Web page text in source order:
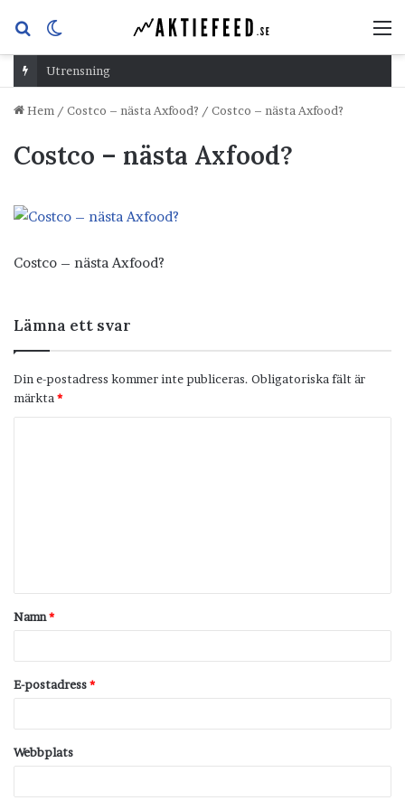
Sök
efterskin
Utrensning
Hem / Costco – nästa Axfood? / Costco – nästa Axfood?
Costco – nästa Axfood?
Costco – nästa Axfood?
Lämna ett svar
Din e-postadress kommer inte publiceras. Obligatoriska fält är
märkta *
t
a
Namn*
E-postadress*
Webbplats